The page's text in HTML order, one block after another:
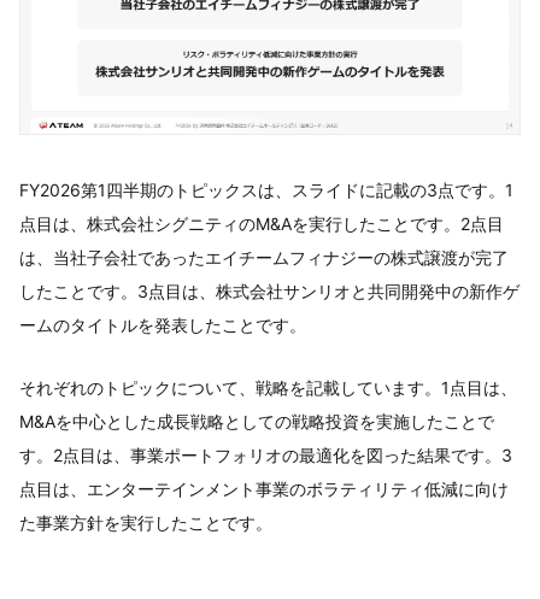
FY2026第1四半期のトピックスは、スライドに記載の3点です。1
点目は、株式会社シグニティのM&Aを実行したことです。2点目
は、当社子会社であったエイチームフィナジーの株式譲渡が完了
したことです。3点目は、株式会社サンリオと共同開発中の新作ゲ
ームのタイトルを発表したことです。
それぞれのトピックについて、戦略を記載しています。1点目は、
M&Aを中心とした成長戦略としての戦略投資を実施したことで
す。2点目は、事業ポートフォリオの最適化を図った結果です。3
点目は、エンターテインメント事業のボラティリティ低減に向け
た事業方針を実行したことです。